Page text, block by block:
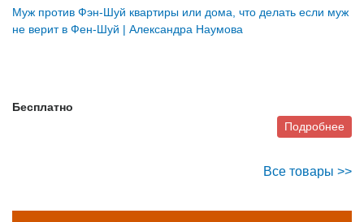
Муж против Фэн-Шуй квартиры или дома, что делать если муж
не верит в Фен-Шуй | Александра Наумова
Бесплатно
Подробнее
Все товары >>